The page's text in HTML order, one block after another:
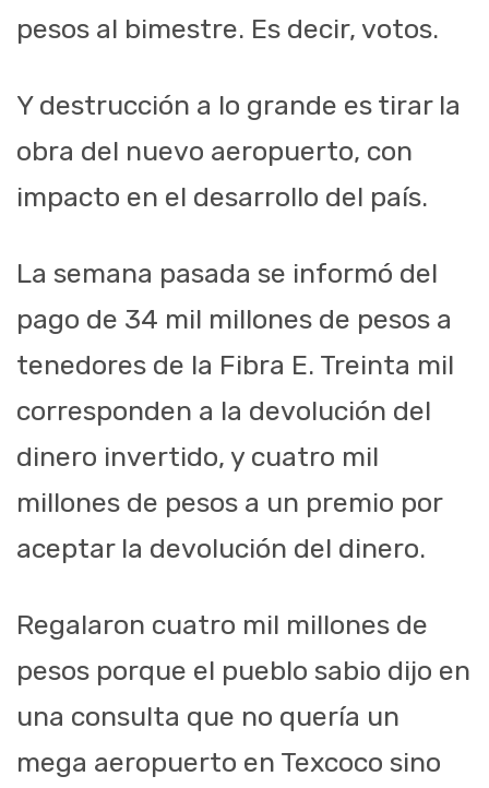
pesos al bimestre. Es decir, votos.
Y destrucción a lo grande es tirar la
obra del nuevo aeropuerto, con
impacto en el desarrollo del país.
La semana pasada se informó del
pago de 34 mil millones de pesos a
tenedores de la Fibra E. Treinta mil
corresponden a la devolución del
dinero invertido, y cuatro mil
millones de pesos a un premio por
aceptar la devolución del dinero.
Regalaron cuatro mil millones de
pesos porque el pueblo sabio dijo en
una consulta que no quería un
mega aeropuerto en Texcoco sino